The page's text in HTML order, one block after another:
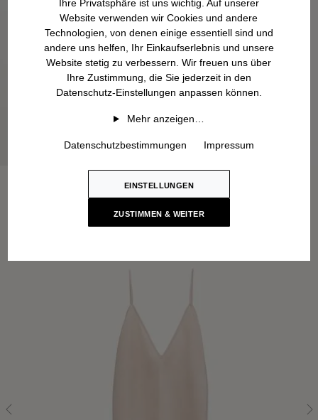
Ihre Privatsphäre ist uns wichtig. Auf unserer
Website verwenden wir Cookies und andere
Technologien, von denen einige essentiell sind und
andere uns helfen, Ihr Einkaufserlebnis und unsere
Website stetig zu verbessern. Wir freuen uns über
Ihre Zustimmung, die Sie jederzeit in den
Datenschutz-Einstellungen anpassen können.
Mehr anzeigen…
Datenschutzbestimmungen Impressum
EINSTELLUNGEN
ZUSTIMMEN & WEITER